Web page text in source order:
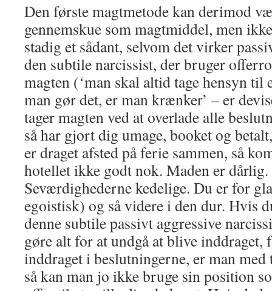
Den første magtmetode kan derimod
gennemskue som magtmiddel, men
stadig et sådant, selvom det virker
den subtile narcissist, der bruger
magten (‘man skal altid tage hensyn
man gør det, er man krænker’ – er
tager magten ved at overlade alle
så har gjort dig umage, booket og
er draget afsted på ferie sammen, så
hotellet ikke godt nok. Maden er
Seværdighederne kedelige. Du er for
egoistisk) og så videre i den dur. Hvis
denne subtile passivt aggressive
gøre alt for at undgå at blive inddraget,
inddraget i beslutningerne, er man
så kan man jo ikke bruge sin position